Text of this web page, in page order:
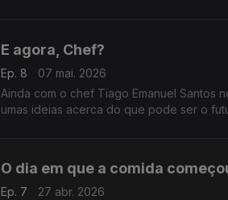
E agora, Chef?
Ep. 8
07 mai. 2026
Ainda com o chef Tiago Emanuel Santos
umas ideias acerca do que pode ser o
O dia em que a comida
Ep. 7
27 abr. 2026